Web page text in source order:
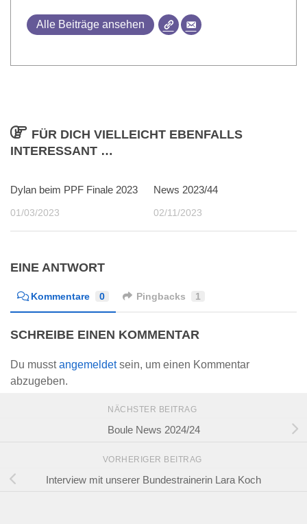
Alle Beiträge ansehen
FÜR DICH VIELLEICHT EBENFALLS
INTERESSANT …
Dylan beim PPF Finale 2023
01/03/2023
News 2023/44
02/11/2023
EINE ANTWORT
Kommentare 0 Pingbacks 1
SCHREIBE EINEN KOMMENTAR
Du musstangemeldetsein, um einen Kommentar
abzugeben.
NÄCHSTER BEITRAG
Boule News 2024/24
VORHERIGER BEITRAG
Interview mit unserer Bundestrainerin Lara Koch